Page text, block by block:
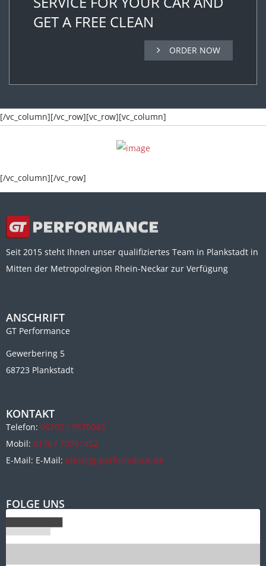
GET A FREE CLEAN
ORDER NOW
[/vc_column][/vc_row][vc_row][vc_column]
[/vc_column][/vc_row]
Seit 2015 steht Ihnen unser qualifiziertes Team in Plankstadt in
Mitten der Metropolregion Rhein-Neckar zur Verfügung
ANSCHRIFT
GT Performance
Gewerbering 5
68723 Plankstadt
KONTAKT
Telefon: 06202 / 9570043
Mobil: 0176 / 70761452
E-Mail: E-Mail: info@gt-performance.de
FOLGE UNS